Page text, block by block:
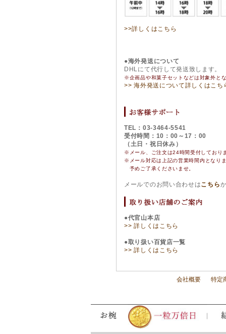
>>詳しくはこちら
●海外発送について
DHLにて代行して発送致します。
※企画品や和菓子セットなどは対象外と
>> 海外発送について詳しくはこち
TEL：03-3464-5541
受付時間：10：00～17：00
（土日・祝日休み）
※メール、ご注文は24時間受付しており
※ メール対応は上記の営業時間内となり
予めご了承くださいませ。
メールでのお問い合わせはこちら
●代官山本店
>> 詳しくはこちら
●取り扱い百貨店一覧
>> 詳しくはこちら
会社概要 特定